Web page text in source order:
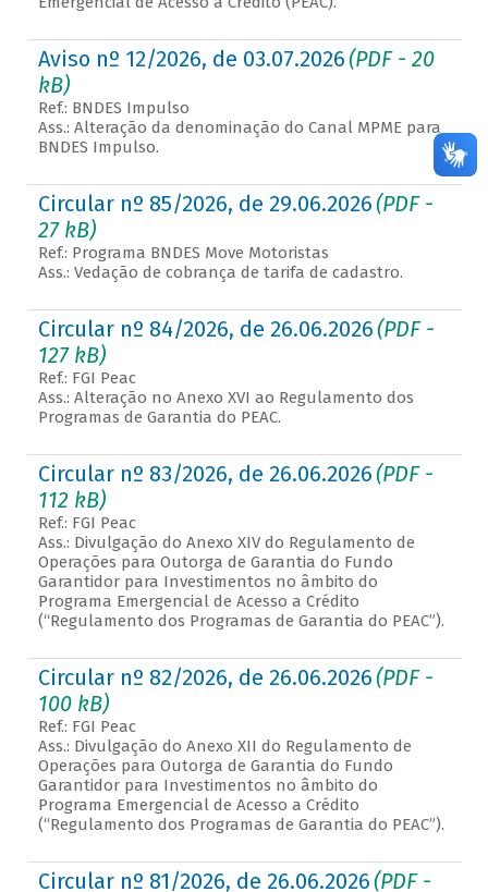
Aviso nº 12/2026, de 03.07.2026(PDF - 20
kB)
Ref.: BNDES Impulso
Ass.: Alteração da denominação do Canal MPME para
BNDES Impulso.
Circular nº 85/2026, de 29.06.2026(PDF -
27 kB)
Ref.: Programa BNDES Move Motoristas
Ass.: Vedação de cobrança de tarifa de cadastro.
Circular nº 84/2026, de 26.06.2026(PDF -
127 kB)
Ref.: FGI Peac
Ass.: Alteração no Anexo XVI ao Regulamento dos
Programas de Garantia do PEAC.
Circular nº 83/2026, de 26.06.2026(PDF -
112 kB)
Ref.: FGI Peac
Ass.: Divulgação do Anexo XIV do Regulamento de
Operações para Outorga de Garantia do Fundo
Garantidor para Investimentos no âmbito do
Programa Emergencial de Acesso a Crédito
(“Regulamento dos Programas de Garantia do PEAC”).
Circular nº 82/2026, de 26.06.2026(PDF -
100 kB)
Ref.: FGI Peac
Ass.: Divulgação do Anexo XII do Regulamento de
Operações para Outorga de Garantia do Fundo
Garantidor para Investimentos no âmbito do
Programa Emergencial de Acesso a Crédito
(“Regulamento dos Programas de Garantia do PEAC”).
Circular nº 81/2026, de 26.06.2026(PDF -